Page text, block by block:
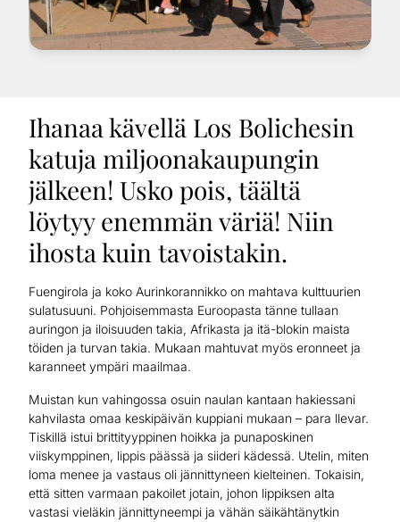
Ihanaa kävellä Los Bolichesin
katuja miljoonakaupungin
jälkeen! Usko pois, täältä
löytyy enemmän väriä! Niin
ihosta kuin tavoistakin.
Fuengirola ja koko Aurinkorannikko on mahtava kulttuurien
sulatusuuni. Pohjoisemmasta Euroopasta tänne tullaan
auringon ja iloisuuden takia, Afrikasta ja itä-blokin maista
töiden ja turvan takia. Mukaan mahtuvat myös eronneet ja
karanneet ympäri maailmaa.
Muistan kun vahingossa osuin naulan kantaan hakiessani
kahvilasta omaa keskipäivän kuppiani mukaan – para llevar.
Tiskillä istui brittityyppinen hoikka ja punaposkinen
viiskymppinen, lippis päässä ja siideri kädessä. Utelin, miten
loma menee ja vastaus oli jännittyneen kielteinen. Tokaisin,
että sitten varmaan pakoilet jotain, johon lippiksen alta
vastasi vieläkin jännittyneempi ja vähän säikähtänytkin